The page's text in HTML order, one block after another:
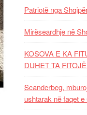
Patriotë nga
Mirëseardhje në
KOSOVA E KA
DUHET TA
Scanderbeg,
ushtarak në faqet